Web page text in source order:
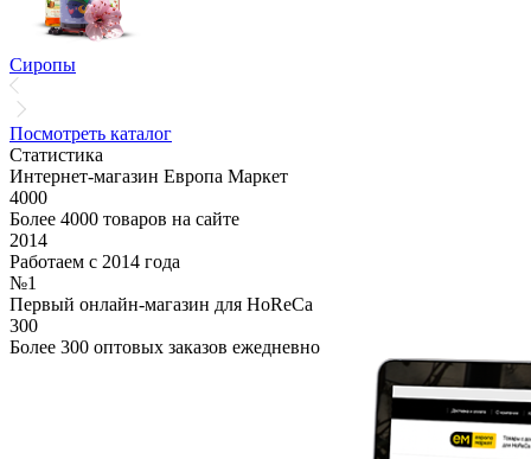
Сиропы
Посмотреть каталог
Статистика
Интернет-магазин Европа Маркет
4000
Более 4000 товаров на сайте
2014
Работаем с 2014 года
№1
Первый онлайн-магазин для HoReCa
300
Более 300 оптовых заказов ежедневно